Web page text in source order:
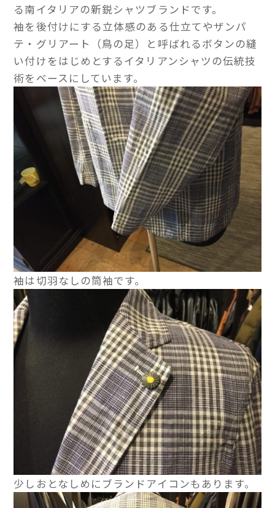
る南イタリアの新鋭シャツブランドです。
袖を後付けにする立体感のある仕立てやザンパ
テ・グリアート（鳥の足）と呼ばれるボタンの縫
い付けをはじめとするイタリアンシャツの伝統技
術をベースにしています。
袖は切羽なしの筒袖です。
少しおとなしめにブランドアイコンもあります。